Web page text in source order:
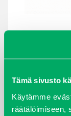
Tämä sivusto
Käytämme
räätälöimiseen,
elokuu 2024